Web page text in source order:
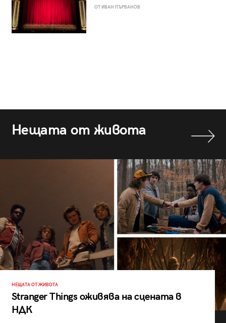
ОТ ИВАН ПЪРВАНОВ
Нещата от живота
НЕЩАТА ОТ ЖИВОТА
Stranger Things оживява на сцената в
НДК